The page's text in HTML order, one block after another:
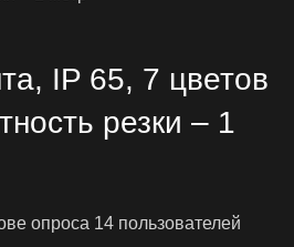
IP 65, 7 цветов
резки – 1
опроса 14 пользователей